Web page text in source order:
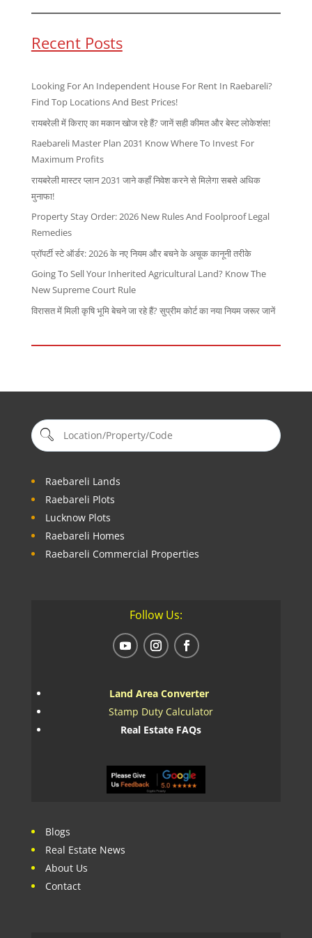
Recent Posts
Looking For An Independent House For Rent In Raebareli?
Find Top Locations And Best Prices!
रायबरेली में किराए का मकान खोज रहे हैं? जानें सही कीमत और बेस्ट लोकेशंस!
Raebareli Master Plan 2031 Know Where To Invest For
Maximum Profits
रायबरेली मास्टर प्लान 2031 जाने कहाँ निवेश करने से मिलेगा सबसे अधिक
मुनाफा!
Property Stay Order: 2026 New Rules And Foolproof Legal
Remedies
प्रॉपर्टी स्टे ऑर्डर: 2026 के नए नियम और बचने के अचूक कानूनी तरीके
Going To Sell Your Inherited Agricultural Land? Know The
New Supreme Court Rule
विरासत में मिली कृषि भूमि बेचने जा रहे हैं? सुप्रीम कोर्ट का नया नियम जरूर जानें
Raebareli Lands
Raebareli Plots
Lucknow Plots
Raebareli Homes
Raebareli Commercial Properties
Follow Us:
Land Area Converter
Stamp Duty Calculator
Real Estate FAQs
Blogs
Real Estate News
About Us
Contact